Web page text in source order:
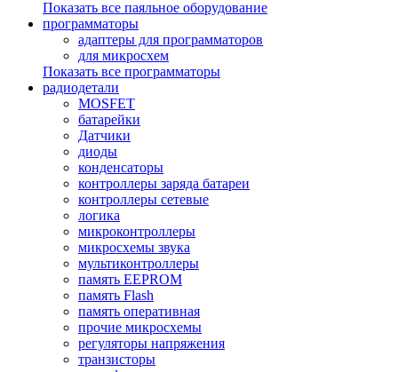
Показать все паяльное оборудование
программаторы
адаптеры для программаторов
для микросхем
Показать все программаторы
радиодетали
MOSFET
батарейки
Датчики
диоды
конденсаторы
контроллеры заряда батареи
контроллеры сетевые
логика
микроконтроллеры
микросхемы звука
мультиконтроллеры
память EEPROM
память Flash
память оперативная
прочие микросхемы
регуляторы напряжения
транзисторы